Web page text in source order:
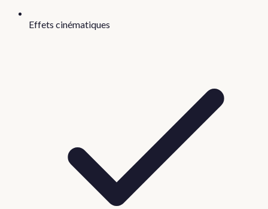
Effets cinématiques